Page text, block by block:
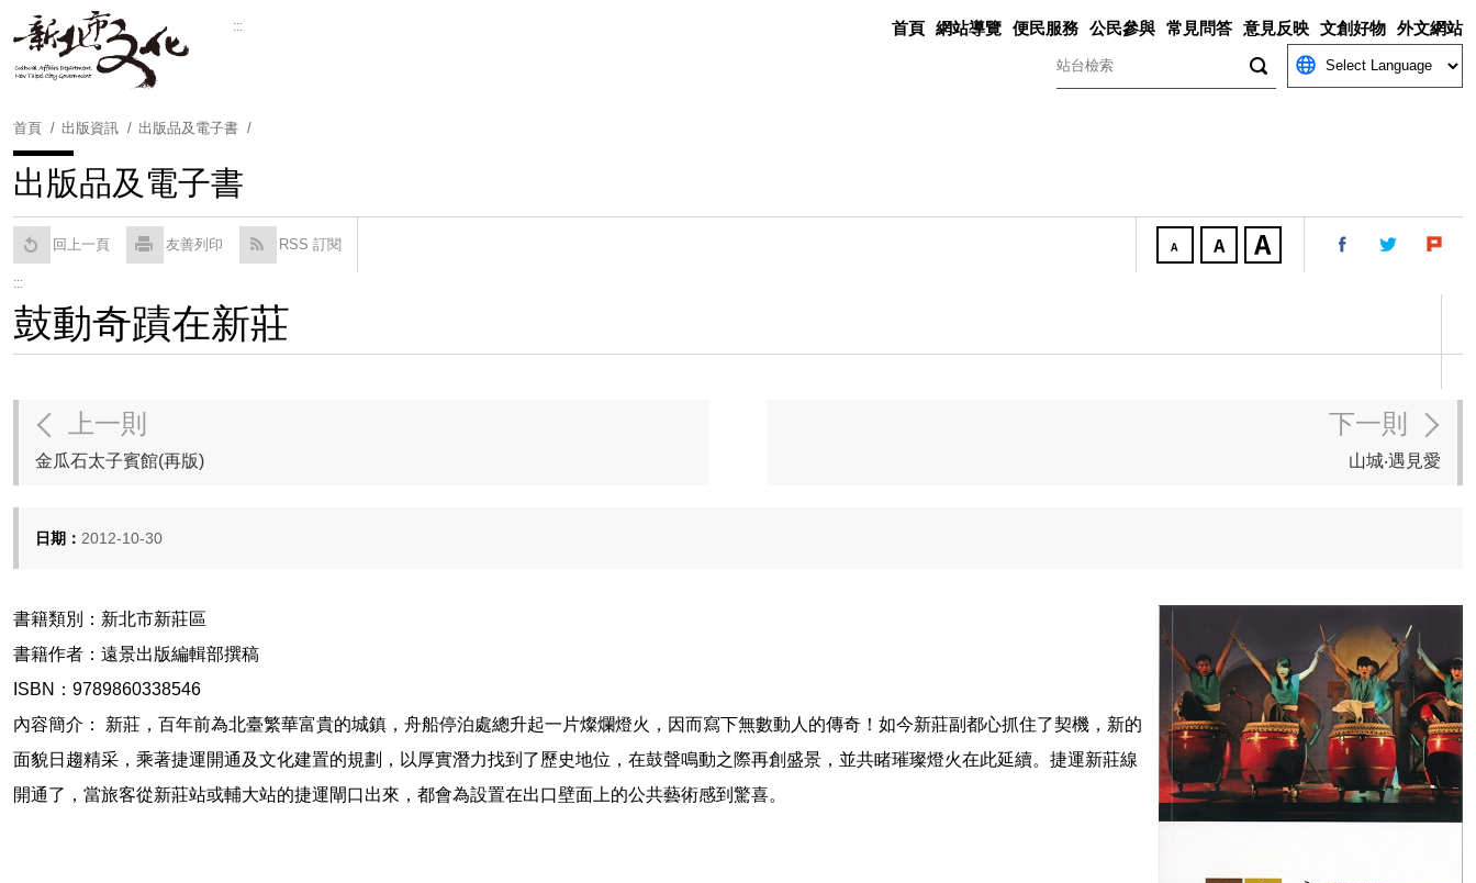
::: 首頁 網站導覽 便民服務 公民參與 常見問答 意見反映 文創好物 外文網站
首頁 出版資訊 出版品及電子書
出版品及電子書
回上一頁 友善列印 RSS 訂閱
:::
鼓動奇蹟在新莊
上一則
金瓜石太子賓館(再版)
下一則
山城‧遇見愛
日期： 2012-10-30
書籍類別：新北市新莊區
書籍作者：遠景出版編輯部撰稿
ISBN：9789860338546
內容簡介： 新莊，百年前為北臺繁華富貴的城鎮，舟船停泊處總升起一片燦爛燈火，因而寫下無數動人的傳奇！如今新莊副都心抓住了契機，新的
面貌日趨精采，乘著捷運開通及文化建置的規劃，以厚實潛力找到了歷史地位，在鼓聲鳴動之際再創盛景，並共睹璀璨燈火在此延續。捷運新莊線
開通了，當旅客從新莊站或輔大站的捷運閘口出來，都會為設置在出口壁面上的公共藝術感到驚喜。